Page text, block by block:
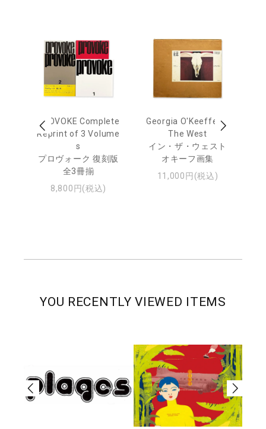
PROVOKE Complete
Reprint of 3 Volume
s
プロヴォーク 復刻版
全3冊揃
8,800円(税込)
Georgia O'Keeffe: In
The West
イン・ザ・ウェスト
オキーフ画集
11,000円(税込)
YOU RECENTLY VIEWED ITEMS